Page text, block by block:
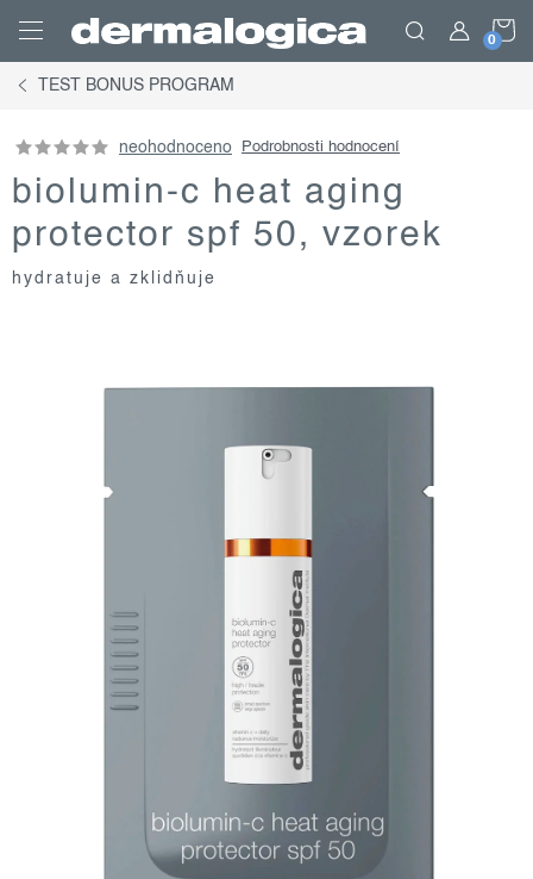
obsah
TEST BONUS PROGRAM
neohodnoceno Podrobnosti hodnocení
biolumin-c heat aging
protector spf 50, vzorek
hydratuje a zklidňuje